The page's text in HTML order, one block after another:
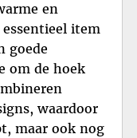
en
item
goede
om de hoek
waardoor
maar ook nog